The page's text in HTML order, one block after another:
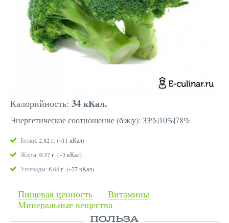
Калорийность: 34 кКал.
Энергетическое соотношение (б|ж|у): 33%|10%|78%
Белки: 2.82 г. (~11 кКал)
Жиры: 0.37 г. (~3 кКал)
Углеводы: 6.64 г. (~27 кКал)
Пищевая ценность
Витамины
Минеральные вещества
ПОЛЬЗА